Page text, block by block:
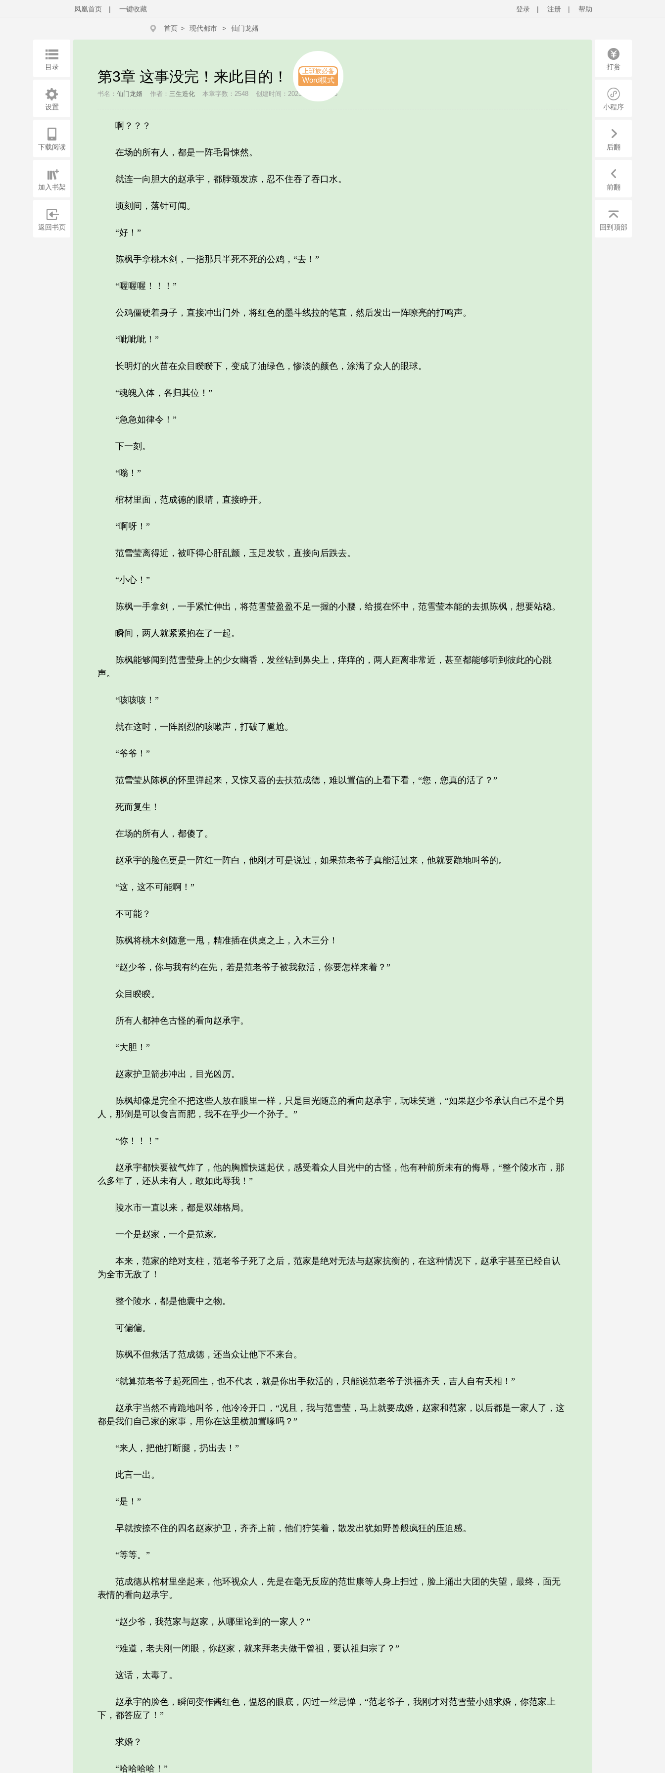
登录 | 注册 | 帮助
凤凰首页 | 一键收藏
首页 > 现代都市 > 仙门龙婿
第3章 这事没完！来此目的！ 上班族必备
Word模式
书名： 仙门龙婿 作者： 三生造化 本章字数：2548 创建时间：2023-12-23 16:06
啊？？？
在场的所有人，都是一阵毛骨悚然。
就连一向胆大的赵承宇，都脖颈发凉，忍不住吞了吞口水。
顷刻间，落针可闻。
“好！”
陈枫手拿桃木剑，一指那只半死不死的公鸡，“去！”
“喔喔喔！！！”
公鸡僵硬着身子，直接冲出门外，将红色的墨斗线拉的笔直，然后发出一阵嘹亮的打鸣声。
“呲呲呲！”
长明灯的火苗在众目睽睽下，变成了油绿色，惨淡的颜色，涂满了众人的眼球。
“魂魄入体，各归其位！”
“急急如律令！”
下一刻。
“嗡！”
棺材里面，范成德的眼睛，直接睁开。
“啊呀！”
范雪莹离得近，被吓得心肝乱颤，玉足发软，直接向后跌去。
“小心！”
陈枫一手拿剑，一手紧忙伸出，将范雪莹盈盈不足一握的小腰，给揽在怀中，范雪莹本能的去抓陈枫，想要站稳。
瞬间，两人就紧紧抱在了一起。
陈枫能够闻到范雪莹身上的少女幽香，发丝钻到鼻尖上，痒痒的，两人距离非常近，甚至都能够听到彼此的心跳
声。
“咳咳咳！”
就在这时，一阵剧烈的咳嗽声，打破了尴尬。
“爷爷！”
范雪莹从陈枫的怀里弹起来，又惊又喜的去扶范成德，难以置信的上看下看，“您，您真的活了？”
死而复生！
在场的所有人，都傻了。
赵承宇的脸色更是一阵红一阵白，他刚才可是说过，如果范老爷子真能活过来，他就要跪地叫爷的。
“这，这不可能啊！”
不可能？
陈枫将桃木剑随意一甩，精准插在供桌之上，入木三分！
“赵少爷，你与我有约在先，若是范老爷子被我救活，你要怎样来着？”
众目睽睽。
所有人都神色古怪的看向赵承宇。
“大胆！”
赵家护卫箭步冲出，目光凶厉。
陈枫却像是完全不把这些人放在眼里一样，只是目光随意的看向赵承宇，玩味笑道，“如果赵少爷承认自己不是个男
人，那倒是可以食言而肥，我不在乎少一个孙子。”
“你！！！”
赵承宇都快要被气炸了，他的胸膛快速起伏，感受着众人目光中的古怪，他有种前所未有的侮辱，“整个陵水市，那
么多年了，还从未有人，敢如此辱我！”
陵水市一直以来，都是双雄格局。
一个是赵家，一个是范家。
本来，范家的绝对支柱，范老爷子死了之后，范家是绝对无法与赵家抗衡的，在这种情况下，赵承宇甚至已经自认
为全市无敌了！
整个陵水，都是他囊中之物。
可偏偏。
陈枫不但救活了范成德，还当众让他下不来台。
“就算范老爷子起死回生，也不代表，就是你出手救活的，只能说范老爷子洪福齐天，吉人自有天相！”
赵承宇当然不肯跪地叫爷，他冷冷开口，“况且，我与范雪莹，马上就要成婚，赵家和范家，以后都是一家人了，这
都是我们自己家的家事，用你在这里横加置喙吗？”
“来人，把他打断腿，扔出去！”
此言一出。
“是！”
早就按捺不住的四名赵家护卫，齐齐上前，他们狞笑着，散发出犹如野兽般疯狂的压迫感。
“等等。”
范成德从棺材里坐起来，他环视众人，先是在毫无反应的范世康等人身上扫过，脸上涌出大团的失望，最终，面无
表情的看向赵承宇。
“赵少爷，我范家与赵家，从哪里论到的一家人？”
“难道，老夫刚一闭眼，你赵家，就来拜老夫做干曾祖，要认祖归宗了？”
这话，太毒了。
赵承宇的脸色，瞬间变作酱红色，愠怒的眼底，闪过一丝忌惮，“范老爷子，我刚才对范雪莹小姐求婚，你范家上
下，都答应了！”
求婚？
“哈哈哈哈！”
目录
设置
下载阅读
加入书架
返回书页
打赏
小程序
后翻
前翻
回到顶部